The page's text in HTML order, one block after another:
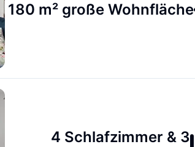
180 m² große Wohnfläche
4 Schlafzimmer & 3